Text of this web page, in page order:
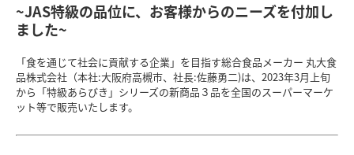
~JAS特級の品位に、お客様からのニーズを付加し
ました~
「食を通じて社会に貢献する企業」を目指す総合食品メーカー 丸大食
品株式会社（本社:大阪府高槻市、社長:佐藤勇二)は、2023年3月上旬
から「特級あらびき」シリーズの新商品３品を全国のスーパーマーケ
ット等で販売いたします。